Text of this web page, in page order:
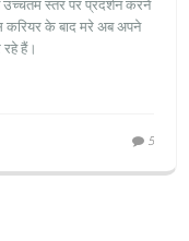
स्तर पर प्रदर्शन करने
के बाद मरे अब अपने
हैं।
5